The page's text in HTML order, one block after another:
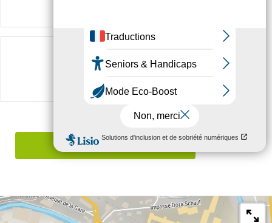
Suivez-nous sur
Signaler une erreur